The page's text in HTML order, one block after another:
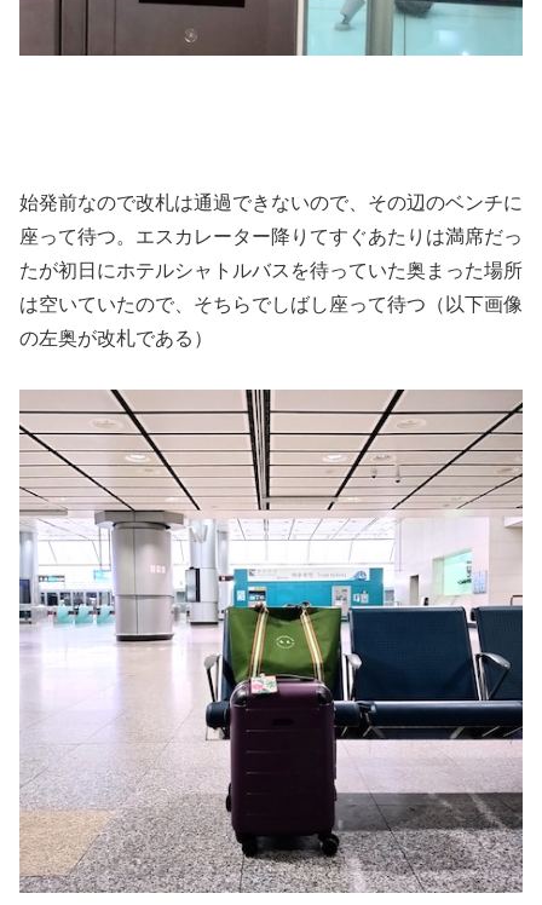
始発前なので改札は通過できないので、その辺のベンチに
座って待つ。エスカレーター降りてすぐあたりは満席だっ
たが初日にホテルシャトルバスを待っていた奥まった場所
は空いていたので、そちらでしばし座って待つ（以下画像
の左奥が改札である）